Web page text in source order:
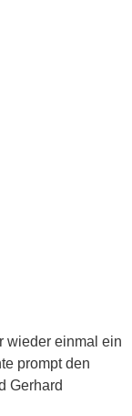
wieder einmal ein
prompt den
Gerhard